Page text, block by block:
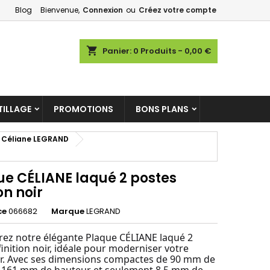
Bienvenue, Connexion ou Créez votre compte
Blog
shopping_cart Panier: 0 Produits - 0,00 €
PROMOTIONS BONS PLANS
LEGRAND
CÉLIANE laqué 2 postes
noir
066682 MarqueLEGRAND
notre élégante Plaque CÉLIANE laqué 2
noir, idéale pour moderniser votre
Avec ses dimensions compactes de 90 mm de